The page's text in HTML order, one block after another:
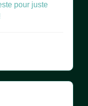
pour juste